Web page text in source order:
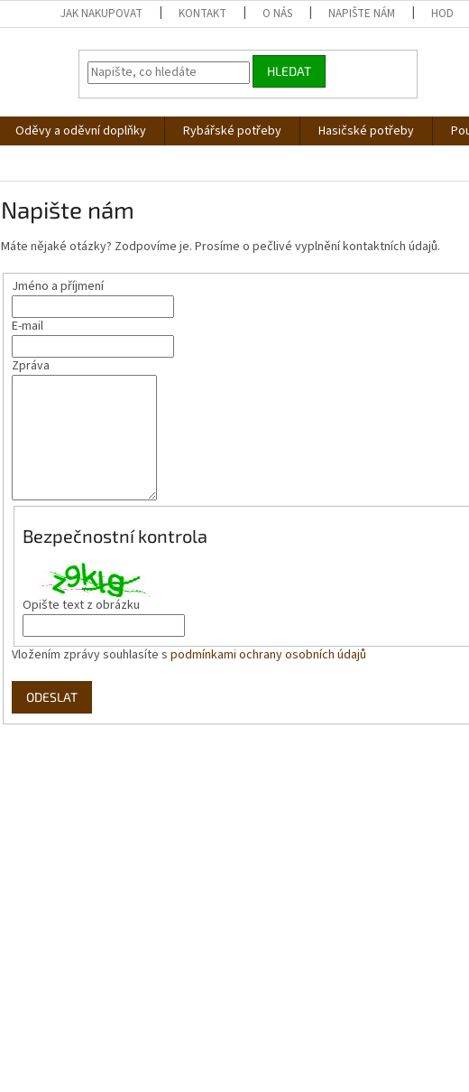
JAK NAKUPOVAT KONTAKT O NÁS NAPIŠTE NÁM
HLEDAT
Oděvy a oděvní doplňky Rybářské potřeby Hasičské potřeby
Napište nám
Máte nějaké otázky? Zodpovíme je. Prosíme o pečlivé vyplnění kontaktních údajů.
Jméno a příjmení
E-mail
Zpráva
Bezpečnostní kontrola
Opište text z obrázku
Vložením zprávy souhlasíte s podmínkami ochrany osobních údajů
ODESLAT